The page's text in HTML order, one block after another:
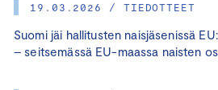
19.03.2026 / TIEDOTTEET
Suomi jäi hallitusten naisjäsenissä
– seitsemässä EU-maassa naisten